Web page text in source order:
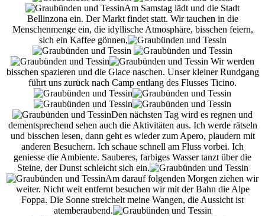
Am Samstag lädt und die Stadt
Bellinzona ein. Der Markt findet statt. Wir tauchen in die
Menschenmenge ein, die idyllische Atmosphäre, bisschen feiern,
sich ein Kaffee gönnen,
Wir werden
bisschen spazieren und die Glace naschen. Unser kleiner Rundgang
führt uns zurück nach Camp entlang des Flusses Ticino.
Den nächsten Tag wird es regnen und
dementsprechend sehen auch die Aktivitäten aus. Ich werde rätseln
und bisschen lesen, dann geht es wieder zum Apero, plaudern mit
anderen Besuchern. Ich schaue schnell am Fluss vorbei. Ich
geniesse die Ambiente. Sauberes, farbiges Wasser tanzt über die
Steine, der Dunst schleicht sich ein.
Am darauf folgenden Morgen ziehen wir
weiter. Nicht weit entfernt besuchen wir mit der Bahn die Alpe
Foppa. Die Sonne streichelt meine Wangen, die Aussicht ist
atemberaubend.